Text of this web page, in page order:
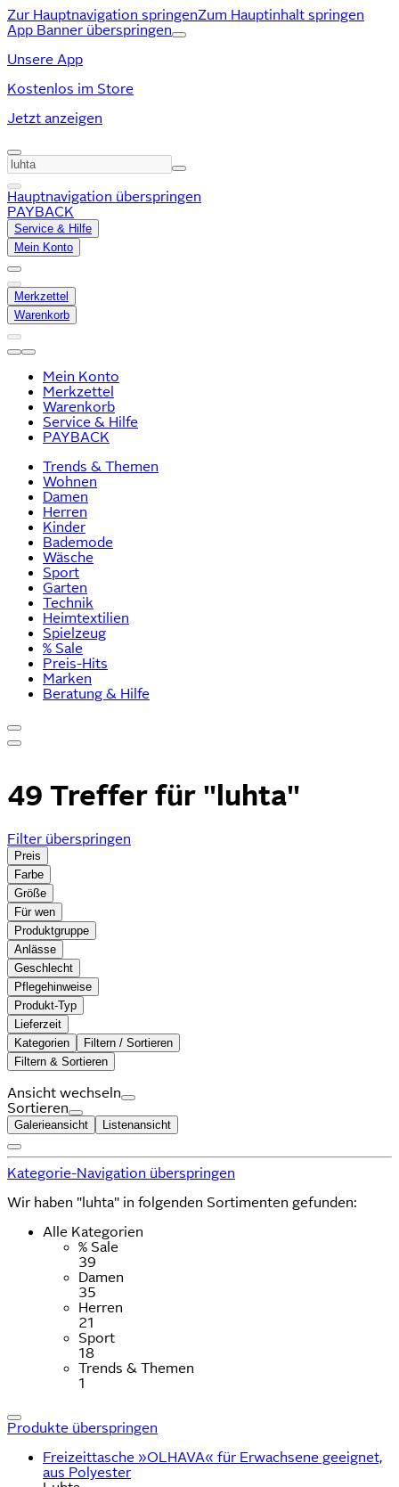
Zur Hauptnavigation springenZum Hauptinhalt springen
App Banner überspringen
Unsere App
Kostenlos im Store
Jetzt anzeigen
Hauptnavigation überspringen
PAYBACK
Service & Hilfe
Mein Konto
Merkzettel
Warenkorb
Mein Konto
Merkzettel
Warenkorb
Service & Hilfe
PAYBACK
Trends & Themen
Wohnen
Damen
Herren
Kinder
Bademode
Wäsche
Sport
Garten
Technik
Heimtextilien
Spielzeug
% Sale
Preis-Hits
Marken
Beratung & Hilfe
49 Treffer für "luhta"
Filter überspringen
Preis
Farbe
Größe
Für wen
Produktgruppe
Anlässe
Geschlecht
Pflegehinweise
Produkt-Typ
Lieferzeit
Kategorien
Filtern / Sortieren
Filtern & Sortieren
Ansicht wechseln
Sortieren
Galerieansicht Listenansicht
Kategorie-Navigation überspringen
Wir haben "luhta" in folgenden Sortimenten gefunden:
Alle Kategorien
% Sale
39
Damen
35
Herren
21
Sport
18
Trends & Themen
1
Produkte überspringen
Freizeittasche »OLHAVA« für Erwachsene geeignet,
aus Polyester